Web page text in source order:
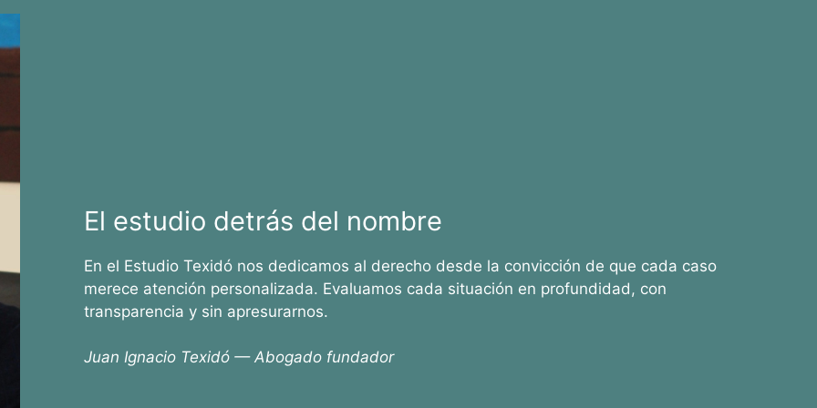
El estudio detrás del nombre
En el Estudio Texidó nos dedicamos al derecho desde la convicción de que cada caso
merece atención personalizada. Evaluamos cada situación en profundidad, con
transparencia y sin apresurarnos.
Juan Ignacio Texidó — Abogado fundador